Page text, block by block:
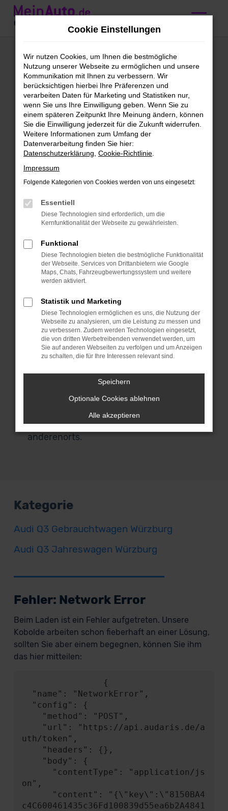
Zum
Hauptinhalt
Audi Q3 kaufen mit
Lieferservice nach
Würzburg
Wir bieten günstige Audi Q3 für
Würzburg
Schleichst du bereits um einen Audi Q3
herum und möchtest bald mit diesem
Modell in Würzburg unterwegs sein?
wir bieten dieses erstklassige Fahrzeug
zu einem sensationellen Preis. Bei
die Spezialisten für den Audi Q3 und eine
Reihe anderer Modelle geraten. Für uns
spricht, dass wir ausschließlich
Fahrzeuge aus erster Hand anbieten
und du durchweg scheckheftgepflegte
Autos erhältst. Wir sprechen dabei von
Fahrzeuge für den einheimischen Markt
und ausdrücklich nicht von EU-
Importen. Auch, wenn du in Würzburg
zuhause bist und nicht zu uns nach
Garching bei München kommen
möchtest, bist du herzlich willkommen.
Unser Lieferdienst macht es möglich
und stellt dir dein Fahrzeug direkt vor
deine Haustür – ob in Würzburg oder
anderenorts.
Kategorie
Audi Q3 Gebrauchtwagen Würzburg
Audi Q3 Jahreswagen Würzburg
Fehler: Network Error
Beim Laden ist ein Fehler aufgetreten. Unsere
Kobolde arbeiten schon fieberhaft an einer Lösung,
sollten Sie aber einem begegnen, können Sie ihm
das hier mitteilen:
uth/token",
on",
c4C600461435c36Fd100839d55ea6b2A4841
Cookie Einstellungen
Wir nutzen Cookies, um Ihnen die bestmögliche
Nutzung unserer Webseite zu ermöglichen und unsere
Kommunikation mit Ihnen zu verbessern. Wir
berücksichtigen hierbei Ihre Präferenzen und
verarbeiten Daten für Marketing und Statistiken nur,
wenn Sie uns Ihre Einwilligung geben. Wenn Sie zu
einem späteren Zeitpunkt Ihre Meinung ändern, können
Sie die Einwilligung jederzeit für die Zukunft widerrufen.
Weitere Informationen zum Umfang der
Datenverarbeitung finden Sie hier:
Datenschutzerklärung Cookie-Richtlinie
Impressum
Folgende Kategorien von Cookies werden von uns eingesetzt:
Essentiell
Diese Technologien sind erforderlich, um die
Kernfunktionalität der Webseite zu gewährleisten.
Funktional
Diese Technologien bieten die bestmögliche Funktionalität
der Webseite. Services von Drittanbietern wie Google
Maps, Chats, Fahrzeugbewertungssystem und weitere
werden aktiviert.
Statistik und Marketing
Diese Technologien ermöglichen es uns, die Nutzung der
Webseite zu analysieren, um die Leistung zu messen und
zu verbessern. Zudem werden Technologien eingesetzt,
die von dritten Werbetreibenden verwendet werden, um
Sie auf anderen Webseiten zu verfolgen und um Anzeigen
zu schalten, die für Ihre Interessen relevant sind.
Speichern
Optionale Cookies ablehnen
Alle akzeptieren